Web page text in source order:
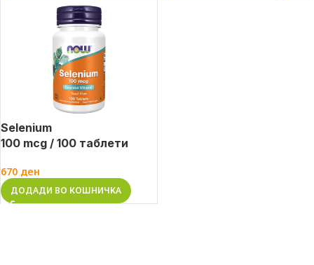
Selenium
100 mcg / 100 таблети
670 ден
ДОДАДИ ВО КОШНИЧКА